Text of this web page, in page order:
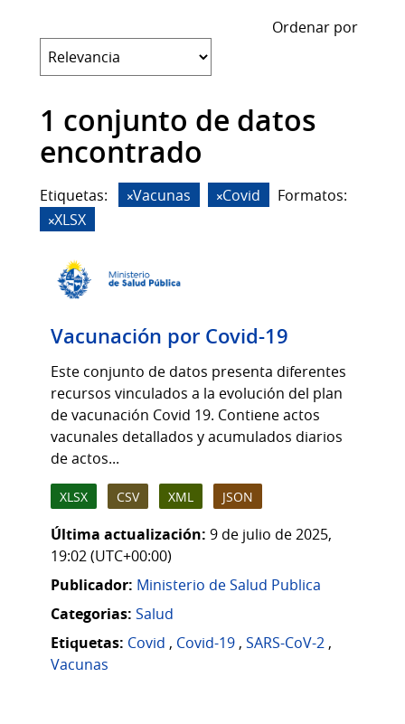
Ordenar por
1 conjunto de datos
encontrado
Etiquetas: Vacunas Covid
Formatos:
XLSX
Vacunación por Covid-19
Este conjunto de datos presenta diferentes
recursos vinculados a la evolución del plan
de vacunación Covid 19. Contiene actos
vacunales detallados y acumulados diarios
de actos...
XLSX CSV XML JSON
Última actualización: 9 de julio de 2025,
19:02 (UTC+00:00)
Publicador: Ministerio de Salud Publica
Categorias: Salud
Etiquetas: Covid , Covid-19 , SARS-CoV-2 ,
Vacunas